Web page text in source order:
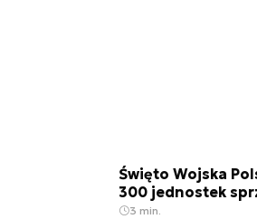
Święto Wojska
300 jednostek
3 min.